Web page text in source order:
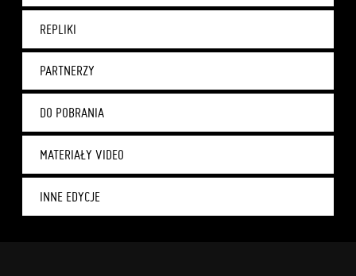
REPLIKI
PARTNERZY
DO POBRANIA
MATERIAŁY VIDEO
INNE EDYCJE